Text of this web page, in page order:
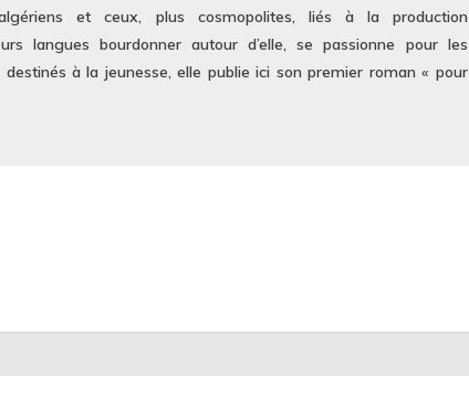
et ceux, plus cosmopolites, liés à la production
langues bourdonner autour d’elle, se passionne pour les
à la jeunesse, elle publie ici son premier roman « pour